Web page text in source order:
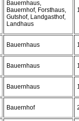
Bauernhaus,
Bauernhof, Forsthaus,
Gutshof, Landgasthof,
Landhaus
Bauernhaus
Bauernhaus
Bauernhaus
Bauernhof